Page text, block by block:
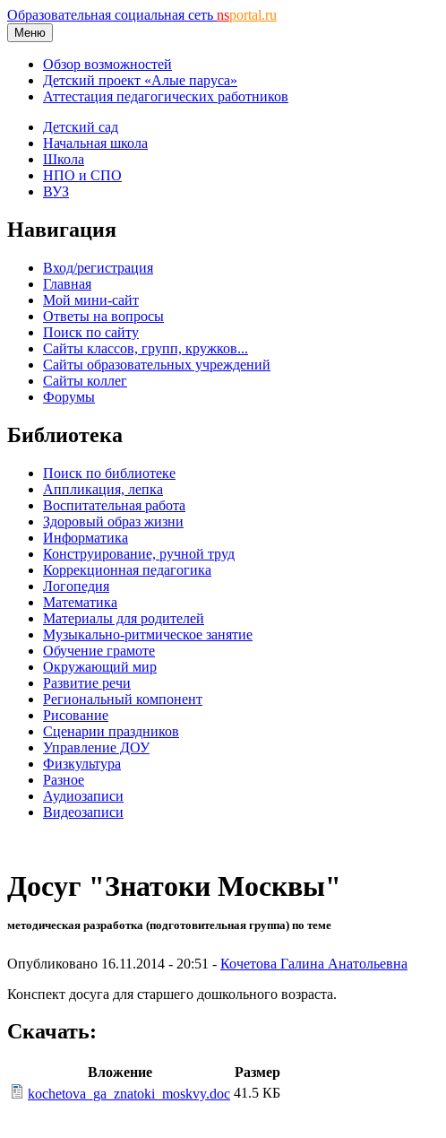
Образовательная социальная сеть nsportal.ru
Меню
Обзор возможностей
Детский проект «Алые паруса»
Аттестация педагогических работников
Детский сад
Начальная школа
Школа
НПО и СПО
ВУЗ
Навигация
Вход/регистрация
Главная
Мой мини-сайт
Ответы на вопросы
Поиск по сайту
Сайты классов, групп, кружков...
Сайты образовательных учреждений
Сайты коллег
Форумы
Библиотека
Поиск по библиотеке
Аппликация, лепка
Воспитательная работа
Здоровый образ жизни
Информатика
Конструирование, ручной труд
Коррекционная педагогика
Логопедия
Математика
Материалы для родителей
Музыкально-ритмическое занятие
Обучение грамоте
Окружающий мир
Развитие речи
Региональный компонент
Рисование
Сценарии праздников
Управление ДОУ
Физкультура
Разное
Аудиозаписи
Видеозаписи
Досуг "Знатоки Москвы"
методическая разработка (подготовительная группа) по теме
Опубликовано 16.11.2014 - 20:51 - Кочетова Галина Анатольевна
Конспект досуга для старшего дошкольного возраста.
Скачать:
Вложение
Размер
kochetova_ga_znatoki_moskvy.doc 41.5 КБ